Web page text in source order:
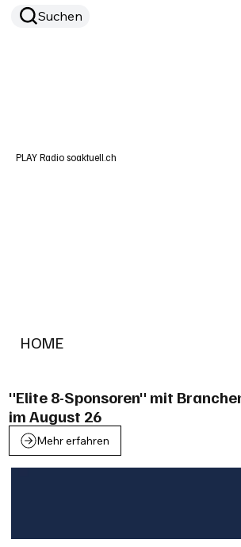
HOME
Suchen
PLAY Radio soaktuell.ch
"Elite 8-Sponsoren" mit
im August 26
Mehr erfahren